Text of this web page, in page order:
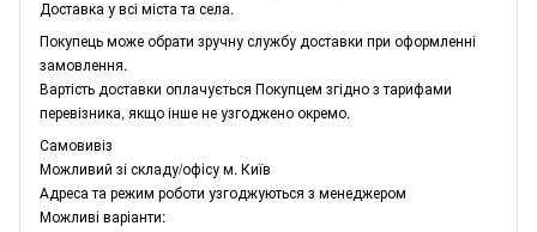
Доставка у всі міста та села.
Покупець може обрати зручну службу доставки при оформленні
замовлення.
Вартість доставки оплачується Покупцем згідно з тарифами
перевізника, якщо інше не узгоджено окремо.
Самовивіз
Можливий зі складу/офісу м. Київ
Адреса та режим роботи узгоджуються з менеджером
Можливі варіанти: